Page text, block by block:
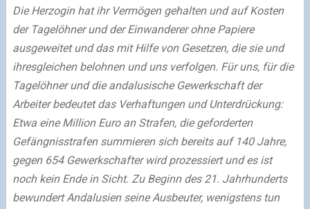
Die Herzogin hat ihr Vermögen gehalten und auf Kosten
der Tagelöhner und der Einwanderer ohne Papiere
ausgeweitet und das mit Hilfe von Gesetzen, die sie und
ihresgleichen belohnen und uns verfolgen. Für uns, für die
Tagelöhner und die andalusische Gewerkschaft der
Arbeiter bedeutet das Verhaftungen und Unterdrückung:
Etwa eine Million Euro an Strafen, die geforderten
Gefängnisstrafen summieren sich bereits auf 140 Jahre,
gegen 654 Gewerkschafter wird prozessiert und es ist
noch kein Ende in Sicht. Zu Beginn des 21. Jahrhunderts
bewundert Andalusien seine Ausbeuter, wenigstens tun